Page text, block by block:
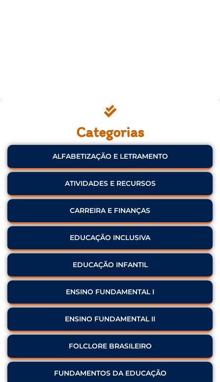
Categorias
ALFABETIZAÇÃO E LETRAMENTO
ATIVIDADES E RECURSOS
CARREIRA E FINANÇAS
EDUCAÇÃO INCLUSIVA
EDUCAÇÃO INFANTIL
ENSINO FUNDAMENTAL I
ENSINO FUNDAMENTAL II
FOLCLORE BRASILEIRO
FUNDAMENTOS DA EDUCAÇÃO